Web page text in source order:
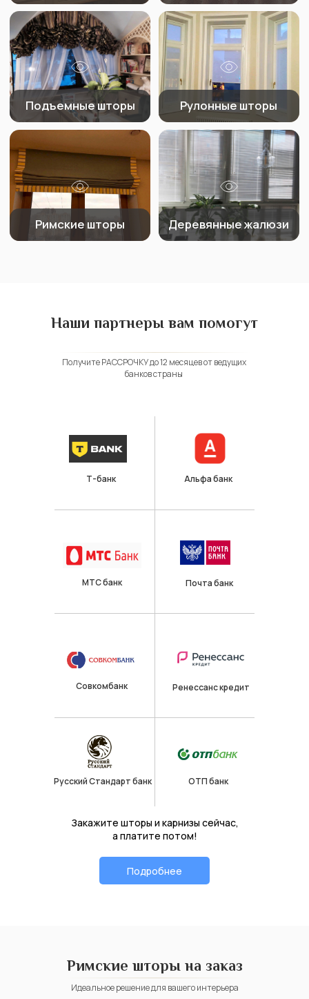
Наши партнеры вам помогут
Получите РАССРОЧКУ до 12 месяцев от ведущих
банков страны
Закажите шторы и карнизы сейчас,
а платите потом!
Т-банк
Совкомбанк
Альфа банк
Ренессанс кредит
МТС банк
Русский Стандарт банк
Почта банк
ОТП банк
Подробнее
Римские шторы на заказ
Идеальное решение для вашего интерьера